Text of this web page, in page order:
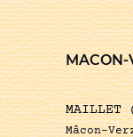
MACON-
Mâcon-